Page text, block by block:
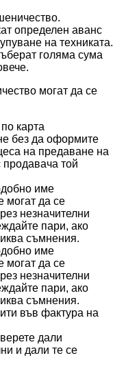
определен аванс
на техниката.
голяма сума
могат да се
карта
без да оформите
на предаване на
той
име
могат да се
незначителни
пари, ако
съмнения.
име
могат да се
незначителни
пари, ако
съмнения.
във фактура на
дали
и дали те се